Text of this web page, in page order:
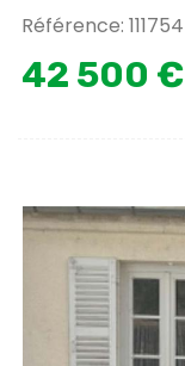
Référence: 111754
42 500 €